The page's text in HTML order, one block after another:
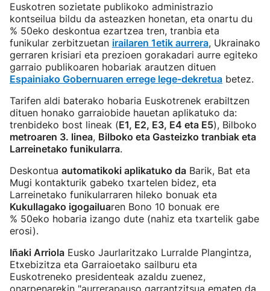
Euskotren sozietate publikoko administrazio
kontseilua bildu da asteazken honetan, eta onartu du
% 50eko deskontua ezartzea tren, tranbia eta
funikular zerbitzuetan irailaren 1etik aurrera, Ukrainako
gerraren krisiari eta prezioen gorakadari aurre egiteko
garraio publikoaren hobariak arautzen dituen
Espainiako Gobernuaren errege lege-dekretua betez.
Tarifen aldi baterako hobaria Euskotrenek erabiltzen
dituen honako garraiobide hauetan aplikatuko da:
trenbideko bost lineak (E1, E2, E3, E4 eta E5), Bilboko
metroaren 3. linea, Bilboko eta Gasteizko tranbiak eta
Larreinetako funikularra.
Deskontua automatikoki aplikatuko da Barik, Bat eta
Mugi kontakturik gabeko txartelen bidez, eta
Larreinetako funikularraren hileko bonuak eta
Kukullagako igogailuaren Bono 10 bonuak ere
% 50eko hobaria izango dute (nahiz eta txartelik gabe
erosi).
Iñaki Arriola Eusko Jaurlaritzako Lurralde Plangintza,
Etxebizitza eta Garraioetako sailburu eta
Euskotreneko presidenteak azaldu zuenez,
onarpenarekin "aurrerapauso garrantzitsua ematen da